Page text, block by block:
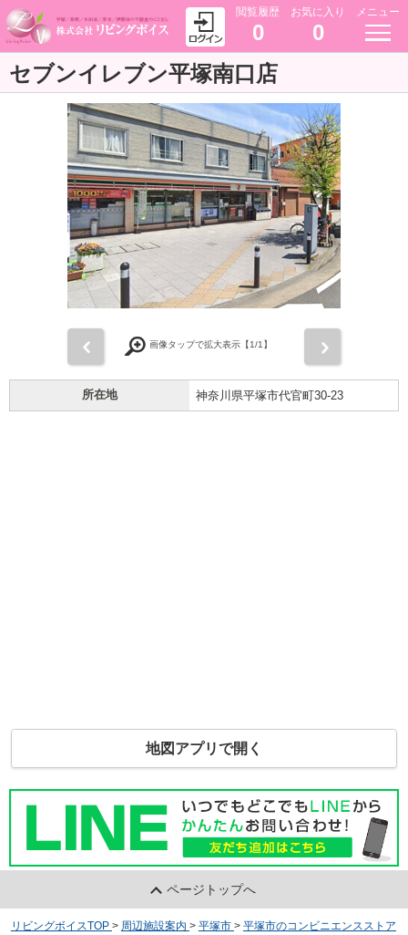
閲覧履歴
0
お気に入り
0
メニュー
セブンイレブン平塚南口店
画像タップで拡大表示【1/1】
所在地 神奈川県平塚市代官町30-23
地図アプリで開く
ページトップへ
リビングボイスTOP > 周辺施設案内 > 平塚市 > 平塚市のコンビニエンスストア